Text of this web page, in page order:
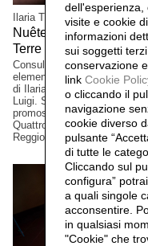
Ilaria Turba
Nuêter – Costellazioni
Terre Matildiche, 2025
Consulenza e realizzazione
elementi installazione. Un
di Ilaria Turba, a cura di
Luigi. Sconfinamenti #2
promosso dai Comuni di
Quattro Castella e Canossa,
Reggio Emilia, Italia.
dell'esperienza,
visite e cookie
informazioni
sui soggetti
conservazione
link Cookie
o cliccando il
navigazione
cookie diverso
pulsante
di tutte le
Cliccando sul
configura”
a quali singole
acconsentire.
in qualsiasi
"Cookie" che